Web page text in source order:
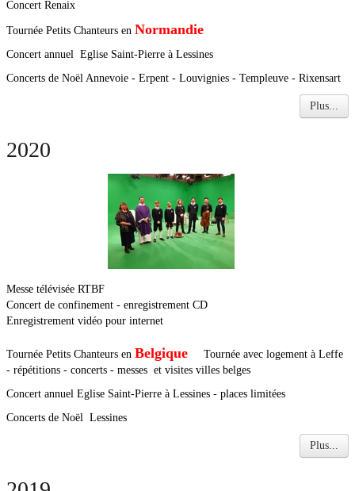
Concert Renaix
Tournée Petits Chanteurs en Normandie
Concert annuel Eglise Saint-Pierre à Lessines
Concerts de Noël Annevoie - Erpent - Louvignies - Templeuve - Rixensart
Plus...
2020
Messe télévisée RTBF
Concert de confinement - enregistrement CD
Enregistrement vidéo pour internet
Tournée Petits Chanteurs en Belgique
Tournée avec logement à Leffe
- répétitions - concerts - messes et visites villes belges
Concert annuel Eglise Saint-Pierre à Lessines - places limitées
Concerts de Noël Lessines
Plus...